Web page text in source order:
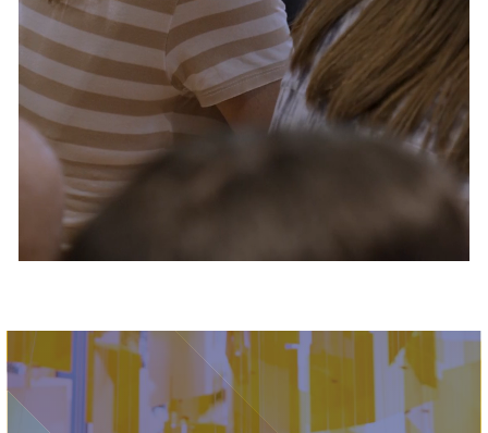
Servizi e accessibilità
Contatti
FAQ
Biglietti
Immagine